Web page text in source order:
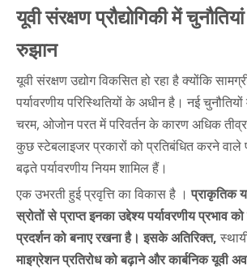
यूवी संरक्षण प्रौद्योगिकी में
रुझान
यूवी संरक्षण उद्योग विकसित हो रहा है क्योंकि
पर्यावरणीय परिस्थितियों के अधीन है। नई चुनौतियों
चरम, ओजोन परत में परिवर्तन के कारण अधिक
कुछ स्टेबलाइजर प्रकारों को प्रतिबंधित करने वाले
बढ़ते पर्यावरणीय नियम शामिल हैं।
एक उभरती हुई प्रवृत्ति का विकास है ।प्राकृतिक
स्रोतों से प्राप्त इनका उद्देश्य पर्यावरणीय प्रभाव
प्रदर्शन को बनाए रखना है। इसके अतिरिक्त,
माइग्रेशन प्रतिरोध को बढ़ाने और कार्बनिक यूवी